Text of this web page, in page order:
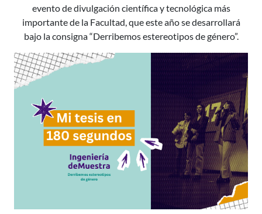
evento de divulgación científica y tecnológica más
importante de la Facultad, que este año se desarrollará
bajo la consigna “Derribemos estereotipos de género”.